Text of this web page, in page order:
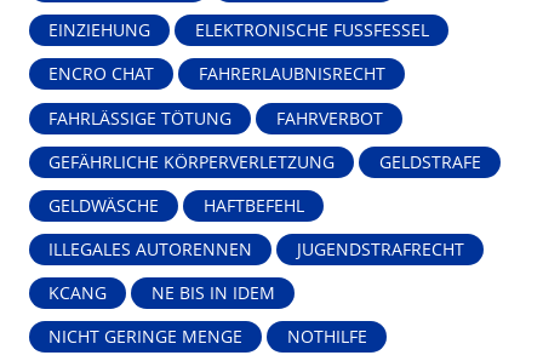
EINZIEHUNG ELEKTRONISCHE FUSSFESSEL
ENCRO CHAT FAHRERLAUBNISRECHT
FAHRLÄSSIGE TÖTUNG FAHRVERBOT
GEFÄHRLICHE KÖRPERVERLETZUNG GELDSTRAFE
GELDWÄSCHE HAFTBEFEHL
ILLEGALES AUTORENNEN JUGENDSTRAFRECHT
KCANG NE BIS IN IDEM
NICHT GERINGE MENGE NOTHILFE